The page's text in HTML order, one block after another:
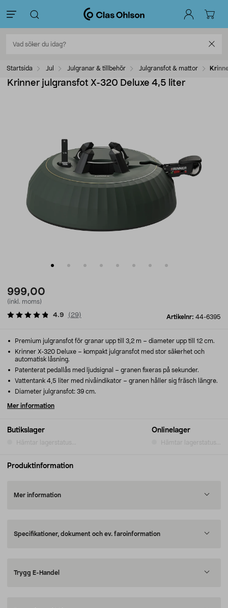
Startsida Jul Julgranar & tillbehör Julgransfot & mattor
Krinner julgransfot X-320 Deluxe 4,5 liter
999,00
(inkl. moms)
Artikelnr: 44-6395
4.9 ( 29)
Butikslager
Hämtar lagerstatus...
Onlinelager
Hämtar lagerstatus...
Premium julgransfot för granar upp till 3,2 m – diameter upp till 12 cm.
Krinner X-320 Deluxe – kompakt julgransfot med stor säkerhet och
automatisk låsning.
Patenterat pedallås med ljudsignal – granen fixeras på sekunder.
Vattentank 4,5 liter med nivåindikator – granen håller sig fräsch längre.
Diameter julgransfot: 39 cm.
Mer information
Produktinformation
Mer information
Specifikationer, dokument och ev. faroinformation
Trygg E-Handel